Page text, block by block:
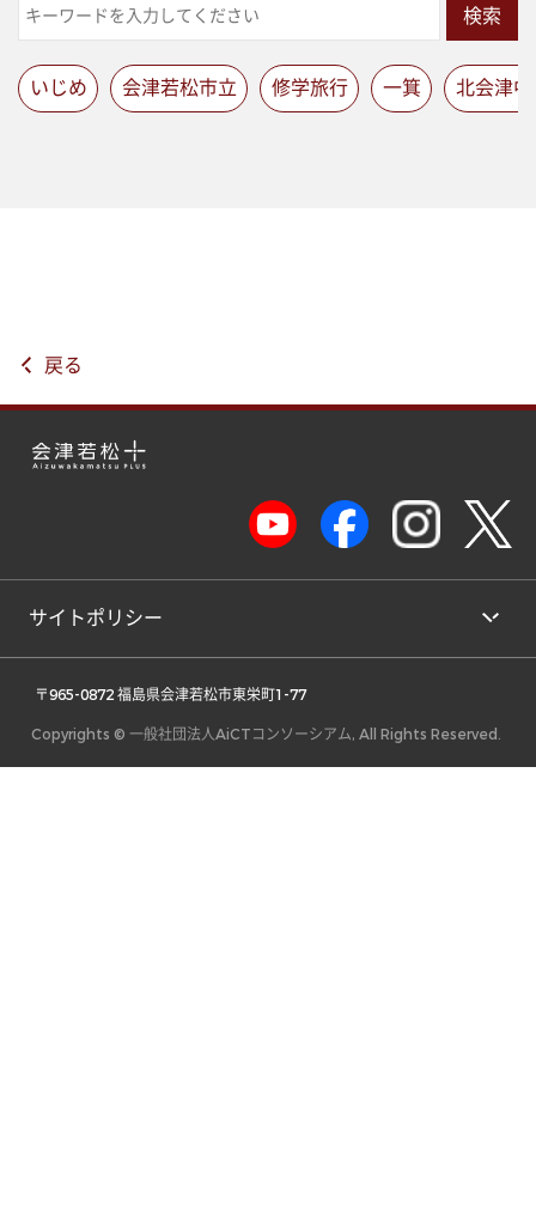
検索
いじめ 会津若松市立 修学旅行 一箕 北会津中
戻る
サイトポリシー
〒965-0872 福島県会津若松市東栄町1-77
Copyrights © 一般社団法人AiCTコンソーシアム, All Rights Reserved.